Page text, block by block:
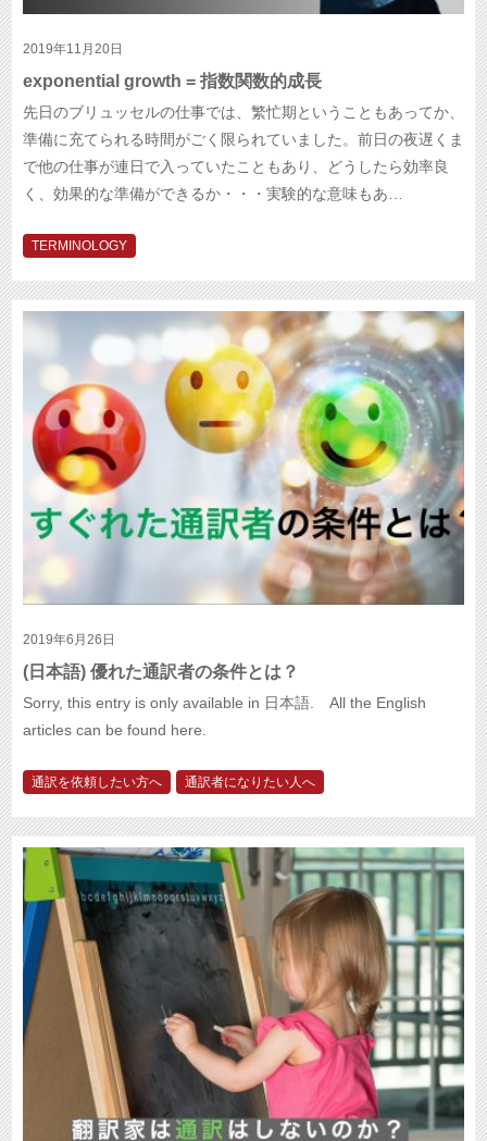
2019年11月20日
exponential growth = 指数関数的成長
先日のブリュッセルの仕事では、繁忙期ということもあってか、
準備に充てられる時間がごく限られていました。前日の夜遅くま
で他の仕事が連日で入っていたこともあり、どうしたら効率良
く、効果的な準備ができるか・・・実験的な意味もあ…
TERMINOLOGY
2019年6月26日
(日本語) 優れた通訳者の条件とは？
Sorry, this entry is only available in 日本語. All the English
articles can be found here.
通訳を依頼したい方へ 通訳者になりたい人へ